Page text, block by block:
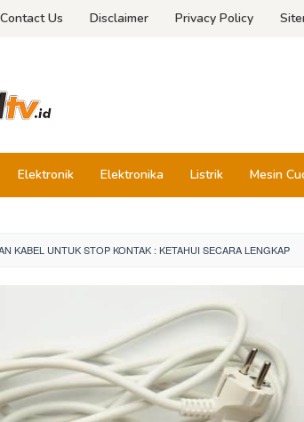
Contact Us Disclaimer Privacy Policy
Elektronik Elektronika Listrik Mesin
KABEL UNTUK STOP KONTAK : KETAHUI SECARA LENGKAP